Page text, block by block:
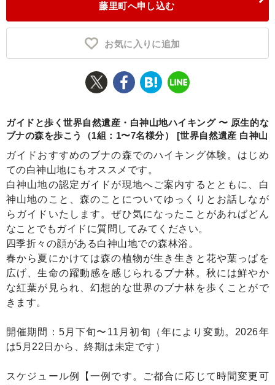
藤里町へ申し込む
お気に入りに追加
ガイドと歩く世界自然遺産・白神山地ハイキング 〜 原生的な
ブナの森を歩こう（1組：1〜7名様分） [世界自然遺産 白神山
ガイドおすすめのブナの森でのハイキング体験。はじめ
ての白神山地にもオススメです。
白神山地の認定ガイドが現地へご案内するとともに、白
神山地のこと、森のことについてゆっくりとお話しなが
らガイドいたします。ぜひ気になったことがあればどん
なことでもガイドに質問してみてください。
四季折々の顔がある白神山地での森林浴。
春から夏にかけては森の植物が生き生きと花や葉っぱを
広げ、生命の躍動感を感じられるブナ林。秋には鮮やか
な紅葉が見られ、幻想的な世界のブナ林を歩くことがで
きます。
開催期間：5月下旬〜11月初旬（年により変動。2026年
は5月22日から、終期は未定です）
スケジュール例【一例です。ご都合に応じて時間変更可